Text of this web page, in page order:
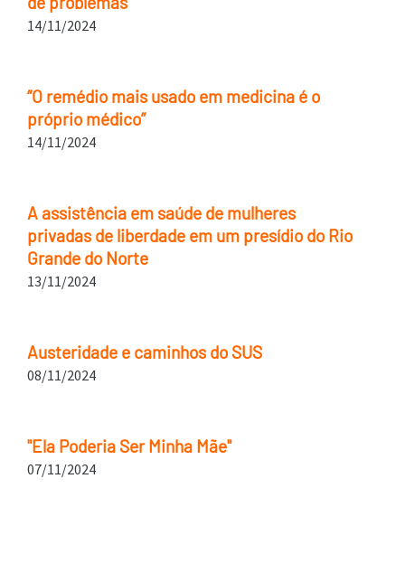
14/11/2024
“O remédio mais usado em medicina é o
próprio médico”
14/11/2024
A assistência em saúde de mulheres
privadas de liberdade em um presídio do Rio
Grande do Norte
13/11/2024
Austeridade e caminhos do SUS
08/11/2024
"Ela Poderia Ser Minha Mãe"
07/11/2024